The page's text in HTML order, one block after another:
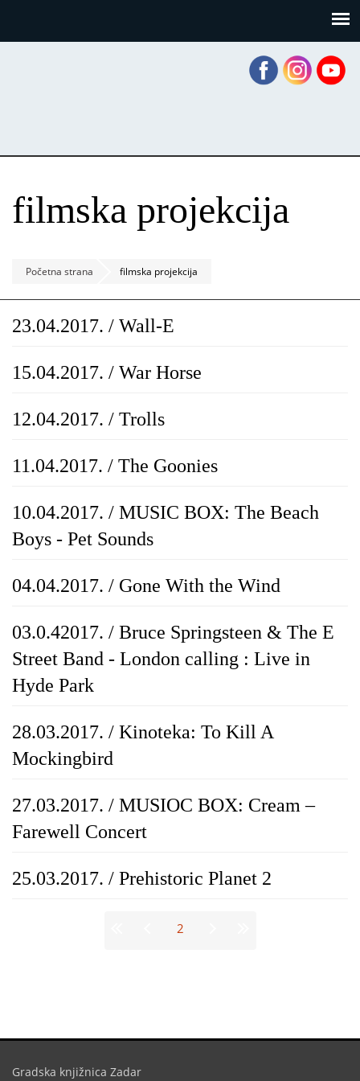
filmska projekcija
Početna strana filmska projekcija
23.04.2017. / Wall-E
15.04.2017. / War Horse
12.04.2017. / Trolls
11.04.2017. / The Goonies
10.04.2017. / MUSIC BOX: The Beach
Boys - Pet Sounds
04.04.2017. / Gone With the Wind
03.0.42017. / Bruce Springsteen & The E
Street Band - London calling : Live in
Hyde Park
28.03.2017. / Kinoteka: To Kill A
Mockingbird
27.03.2017. / MUSIOC BOX: Cream –
Farewell Concert
25.03.2017. / Prehistoric Planet 2
2
Gradska knjižnica Zadar